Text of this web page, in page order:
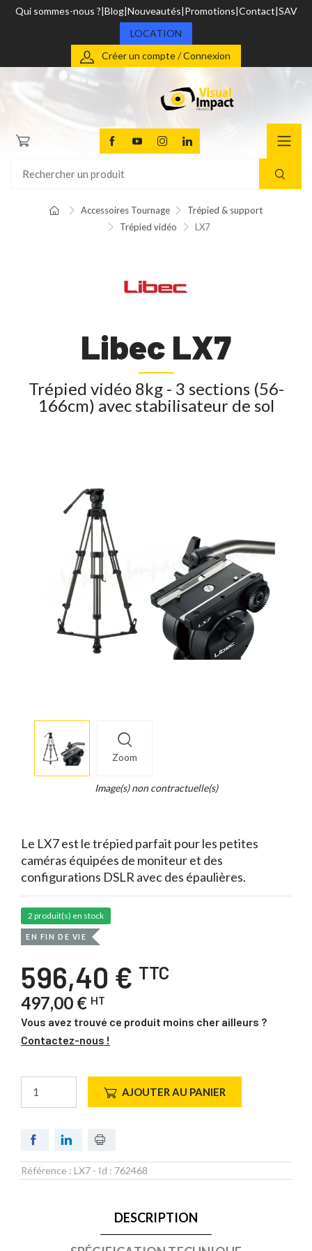
Qui sommes-nous ? Blog Nouveautés Promotions Contact SAV
LOCATION
Créer un compte / Connexion
Accessoires Tournage
Trépied & support
Trépied vidéo
LX7
Libec LX7
Trépied vidéo 8kg - 3 sections (56-
166cm) avec stabilisateur de sol
Zoom
info
Legend...
Image(s) non contractuelle(s)
Le LX7 est le trépied parfait pour les petites
caméras équipées de moniteur et des
configurations DSLR avec des épaulières.
2 produit(s) en stock
EN FIN DE VIE
596,40 € TTC
497,00 € HT
Vous avez trouvé ce produit moins cher ailleurs ?
Contactez-nous !
AJOUTER AU PANIER
Référence : LX7 - Id : 762468
DESCRIPTION